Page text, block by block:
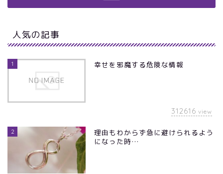
人気の記事
1 幸せを邪魔する危険な情報
312616 view
2
理由もわからず急に避けられるよう
になった時…